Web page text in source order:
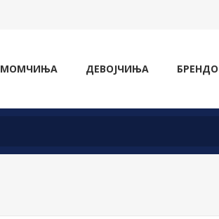
МОМЧИЊА ДЕВОЈЧИЊА